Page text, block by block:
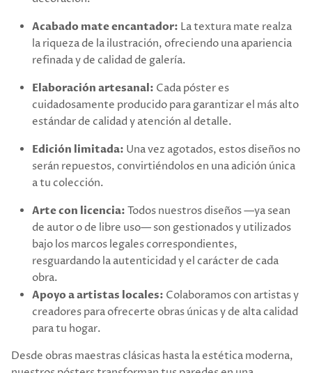
Acabado mate encantador: La textura mate realza
la riqueza de la ilustración, ofreciendo una apariencia
refinada y de calidad de galería.
Elaboración artesanal: Cada póster es
cuidadosamente producido para garantizar el más alto
estándar de calidad y atención al detalle.
Edición limitada: Una vez agotados, estos diseños no
serán repuestos, convirtiéndolos en una adición única
a tu colección.
Arte con licencia: Todos nuestros diseños —ya sean
de autor o de libre uso— son gestionados y utilizados
bajo los marcos legales correspondientes,
resguardando la autenticidad y el carácter de cada
obra.
Apoyo a artistas locales: Colaboramos con artistas y
creadores para ofrecerte obras únicas y de alta calidad
para tu hogar.
Desde obras maestras clásicas hasta la estética moderna,